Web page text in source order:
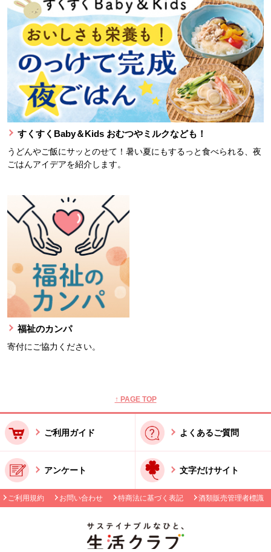
すくすくBaby＆Kids おむつやミルクなども！
うどんやご飯にサッとのせて！暑い夏にもするっと食べられる、夜
ごはんアイデアを紹介します。
福祉のカンパ
寄付にご協力ください。
↑ PAGE TOP
ご利用ガイド よくあるご質問
アンケート 文字だけサイト
ご利用規約 お問い合わせ 特商法に基づく表記 酒類販売管理者標識